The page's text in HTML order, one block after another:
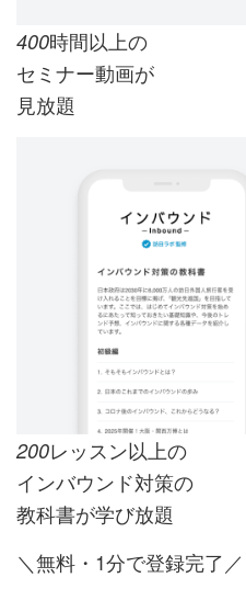
400時間以上の
セミナー動画が
見放題
200レッスン以上の
インバウンド対策の
教科書が学び放題
＼無料・1分で登録完了／